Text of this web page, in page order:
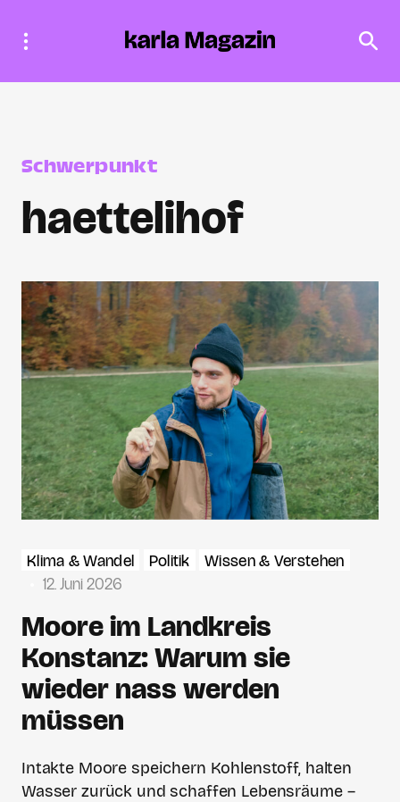
Schwerpunkt
haettelihof
Klima & Wandel Politik
Wissen & Verstehen
12. Juni 2026
Moore im Landkreis
Konstanz: Warum sie
wieder nass werden
müssen
Intakte Moore speichern Kohlenstoff, halten
Wasser zurück und schaffen Lebensräume –